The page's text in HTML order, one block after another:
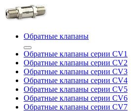
Обратные клапаны
Обратные клапаны серии CV1
Обратные клапаны серии CV2
Обратные клапаны серии CV3
Обратные клапаны серии CV4
Обратные клапаны серии CV5
Обратные клапаны серии CV6
Обратные клапаны серии CV7